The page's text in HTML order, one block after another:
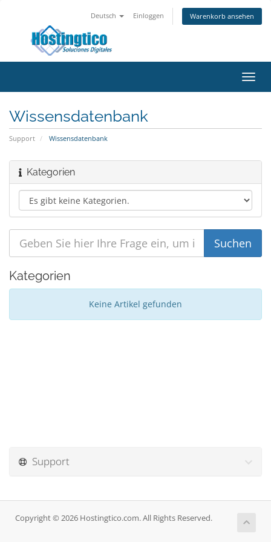
Deutsch Einloggen Warenkorb ansehen
ein-/
Wissensdatenbank
Support Wissensdatenbank
Kategorien
Kategorien
Keine Artikel gefunden
Support
Copyright © 2026 Hostingtico.com. All Rights Reserved.